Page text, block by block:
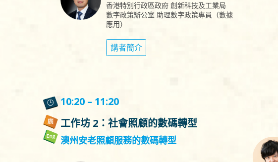
香港特別行政區政府 創新科技及工業局
數字政策辦公室 助理數字政策專員（數據
應用）
講者簡介
10:20 – 11:20
工作坊 2：社會照顧的數碼轉型
澳州安老照顧服務的數碼轉型